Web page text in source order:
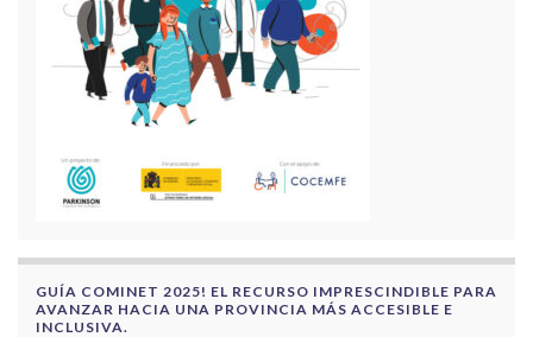
GUÍA COMINET 2025! EL RECURSO IMPRESCINDIBLE PARA
AVANZAR HACIA UNA PROVINCIA MÁS ACCESIBLE E
INCLUSIVA.